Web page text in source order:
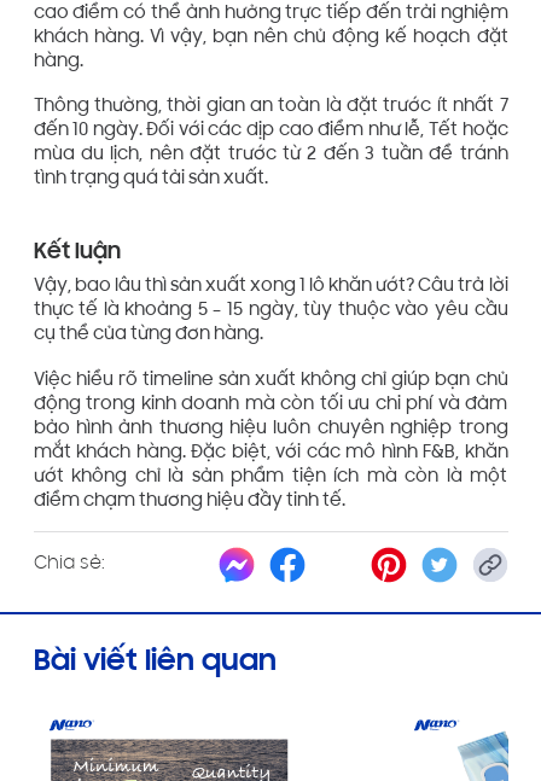
cao điểm có thể ảnh hưởng trực tiếp đến trải nghiệm
khách hàng. Vì vậy, bạn nên chủ động kế hoạch đặt
hàng.
Thông thường, thời gian an toàn là đặt trước ít nhất 7
đến 10 ngày. Đối với các dịp cao điểm như lễ, Tết hoặc
mùa du lịch, nên đặt trước từ 2 đến 3 tuần để tránh
tình trạng quá tải sản xuất.
Kết luận
Vậy, bao lâu thì sản xuất xong 1 lô khăn ướt? Câu trả lời
thực tế là khoảng 5 – 15 ngày, tùy thuộc vào yêu cầu
cụ thể của từng đơn hàng.
Việc hiểu rõ timeline sản xuất không chỉ giúp bạn chủ
động trong kinh doanh mà còn tối ưu chi phí và đảm
bảo hình ảnh thương hiệu luôn chuyên nghiệp trong
mắt khách hàng. Đặc biệt, với các mô hình F&B, khăn
ướt không chỉ là sản phẩm tiện ích mà còn là một
điểm chạm thương hiệu đầy tinh tế.
Chia sẻ:
Bài viết liên quan